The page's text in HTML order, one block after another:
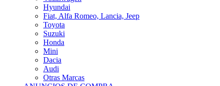
Hyundai
Fiat, Alfa Romeo, Lancia, Jeep
Toyota
Suzuki
Honda
Mini
Dacia
Audi
Otras Marcas